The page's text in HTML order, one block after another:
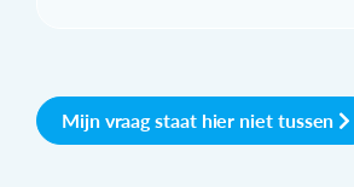
Mijn vraag staat hier niet tussen